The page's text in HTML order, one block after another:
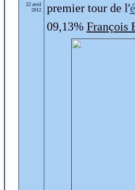
22 avril
2012
premier tour de l'
09,13% François